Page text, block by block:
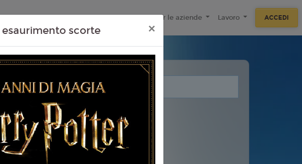
Eventi Passati Tecnologie F.A.Q Per le aziende Lavoro ACCEDI
Non ci sono spettacoli legati a questo evento.
scorte ×